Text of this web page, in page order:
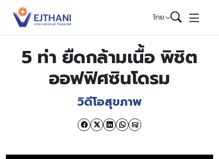
Skip to content
ไทย
5 ท่า ยืดกล้ามเนื้อ พิชิต
ออฟฟิศซินโดรม
วิดีโอสุขภาพ